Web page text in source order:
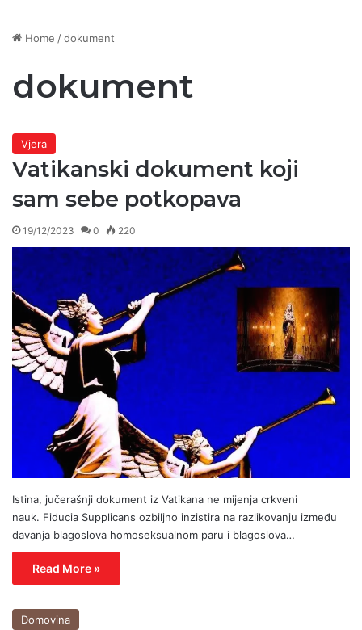
Home /dokument
dokument
Vjera
Vatikanski dokument koji
sam sebe potkopava
19/12/2023 0 220
Istina, jučerašnji dokument iz Vatikana ne mijenja crkveni
nauk. Fiducia Supplicans ozbiljno inzistira na razlikovanju između
davanja blagoslova homoseksualnom paru i blagoslova…
Read More »
Domovina